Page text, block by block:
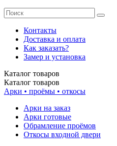
Контакты
Доставка и оплата
Как заказать?
Замер и установка
Каталог товаров
Каталог товаров
Арки • проёмы • откосы
Арки на заказ
Арки готовые
Обрамление проёмов
Откосы входной двери